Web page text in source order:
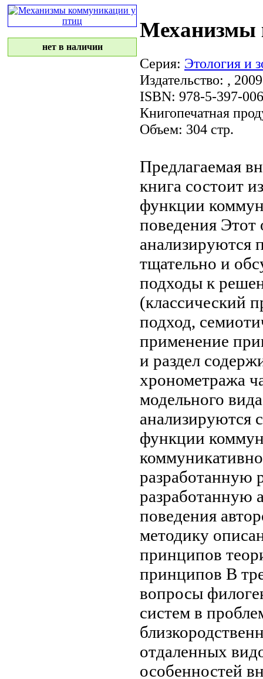
нет в наличии
Механизмы
Серия: Этология и
Издательство: ,
ISBN: 978-5-397-
Книгопечатная
Объем: 304 стр.
Предлагаемая
книга состоит
функции
поведения Этот
анализируются
тщательно и
подходы к
(классический
подход,
применение
и раздел
хронометража
модельного
анализируются
функции
разработанную
разработанную
поведения
методику
принципов
принципов В
вопросы
систем в
отдаленных
особенностей